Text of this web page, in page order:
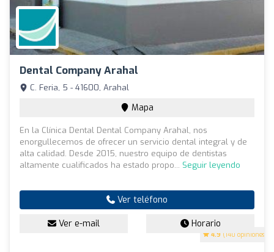
Dental Company Arahal
4.9 (140 opiniones)
C. Feria, 5 - 41600, Arahal
Mapa
En la Clínica Dental Dental Company Arahal, nos
enorgullecemos de ofrecer un servicio dental integral y de
alta calidad. Desde 2015, nuestro equipo de dentistas
altamente cualificados ha estado propo... Seguir leyendo
Ver teléfono
Ver e-mail Horario